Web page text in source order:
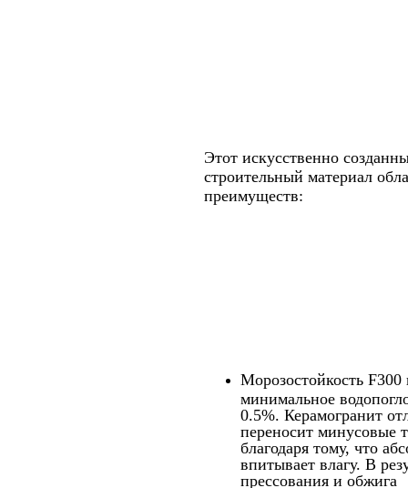
Этот искусственно
строительный материал
преимуществ:
Морозостойкость F300
минимальное
0.5%. Керамогранит
переносит минусовые
благодаря тому, что
впитывает влагу. В
прессования и обжига